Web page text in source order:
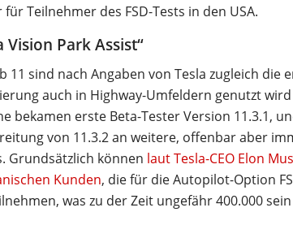
Teilnehmer des FSD-Tests in den USA.
Vision Park Assist“
11 sind nach Angaben von Tesla zugleich die
auch in Highway-Umfeldern genutzt wird
bekamen erste Beta-Tester Version 11.3.1,
von 11.3.2 an weitere, offenbar aber
Grundsätzlich können laut Tesla-CEO Elon
Kunden, die für die Autopilot-Option
was zu der Zeit ungefähr 400.000